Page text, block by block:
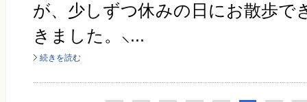
が、少しずつ休みの日にお散歩で
きました。⸜...
続きを読む